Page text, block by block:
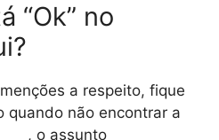
“Ok” no
a respeito, fique
quando não encontrar a
, o assunto